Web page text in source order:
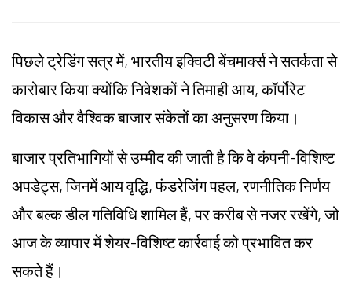
पिछले ट्रेडिंग सत्र में, भारतीय इक्विटी बेंचमार्क्स ने सतर्कता से
कारोबार किया क्योंकि निवेशकों ने तिमाही आय, कॉर्पोरेट
विकास और वैश्विक बाजार संकेतों का अनुसरण किया।
बाजार प्रतिभागियों से उम्मीद की जाती है कि वे कंपनी-विशिष्ट
अपडेट्स, जिनमें आय वृद्धि, फंडरेजिंग पहल, रणनीतिक निर्णय
और बल्क डील गतिविधि शामिल हैं, पर करीब से नजर रखेंगे, जो
आज के व्यापार में शेयर-विशिष्ट कार्रवाई को प्रभावित कर
सकते हैं।